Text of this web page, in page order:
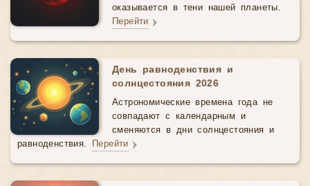
оказывается в тени нашей планеты.
Перейти
День равноденствия и
солнцестояния 2026
Астрономические времена года не
совпадают с календарным и
сменяются в дни солнцестояния и
равноденствия. Перейти